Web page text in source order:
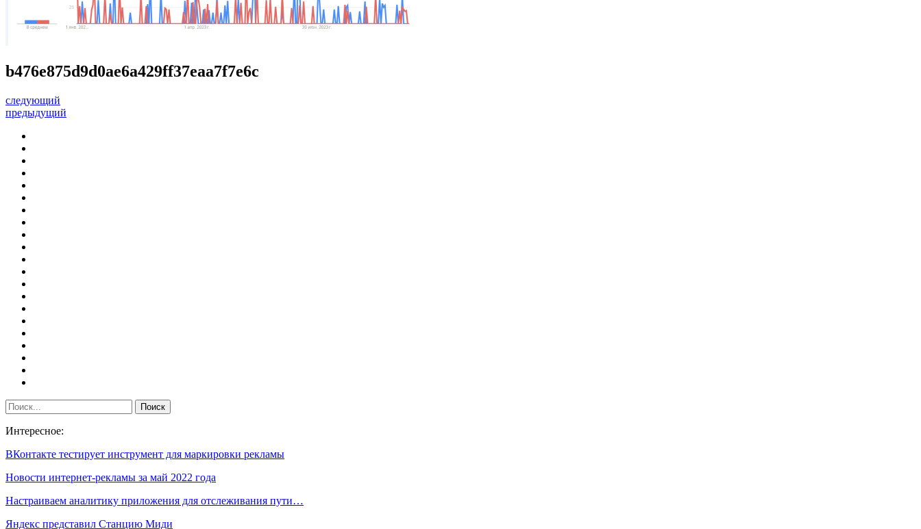
b476e875d9d0ae6a429ff37eaa7f7e6c
следующий
предыдущий
Интересное:
ВКонтакте тестирует инструмент для маркировки рекламы
Новости интернет-рекламы за май 2022 года
Настраиваем аналитику приложения для отслеживания пути…
Яндекс представил Станцию Миди